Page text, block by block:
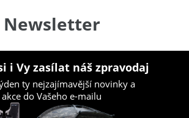
Newsletter
i Vy zasílat náš zpravodaj
ty nejzajímavější novinky a
akce do Vašeho e-mailu